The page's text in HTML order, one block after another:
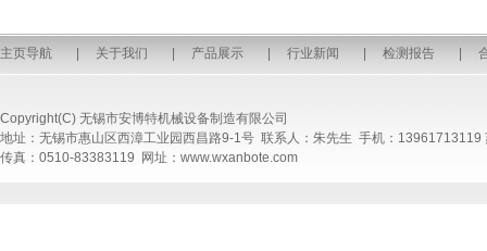
主页导航 关于我们 产品展示 行业新闻 检测报告
Copyright(C) 无锡市安博特机械设备制造有限公司
地址：无锡市惠山区西漳工业园西昌路9-1号 联系人：朱先生 手机：13961713119
传真：0510-83383119 网址：www.wxanbote.com